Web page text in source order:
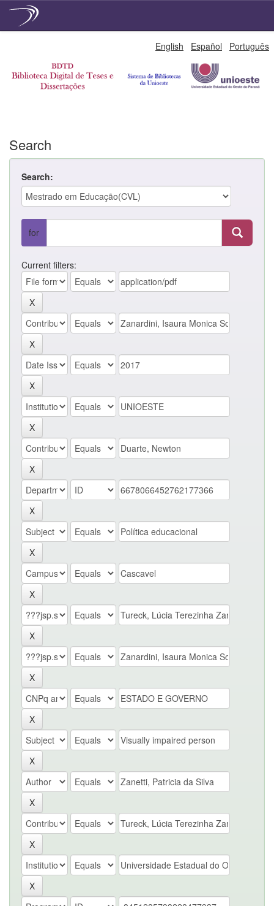
English Español Português
Search
Search:
for
Current filters: